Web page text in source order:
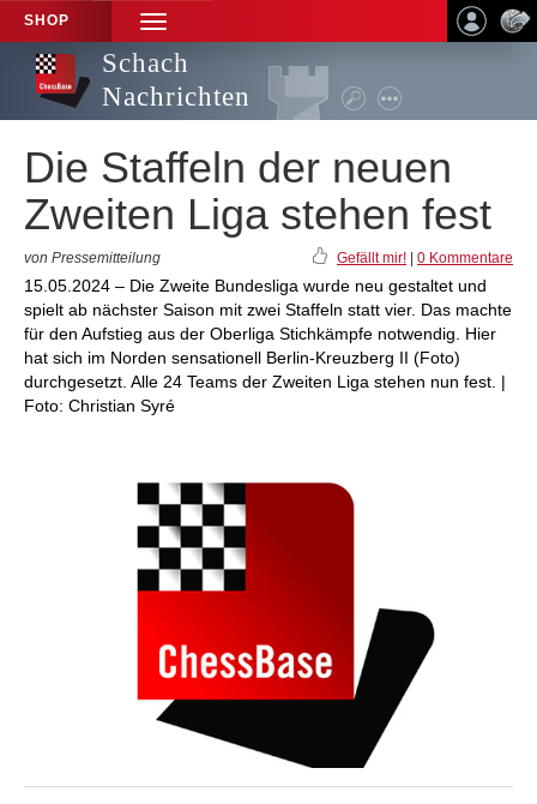
SHOP
TOGGLE
NAVIGATION
Schach
Nachrichten
Die Staffeln der neuen
Zweiten Liga stehen fest
von Pressemitteilung Gefällt mir! 0 Kommentare
15.05.2024 – Die Zweite Bundesliga wurde neu gestaltet und
spielt ab nächster Saison mit zwei Staffeln statt vier. Das machte
für den Aufstieg aus der Oberliga Stichkämpfe notwendig. Hier
hat sich im Norden sensationell Berlin-Kreuzberg II (Foto)
durchgesetzt. Alle 24 Teams der Zweiten Liga stehen nun fest. |
Foto: Christian Syré